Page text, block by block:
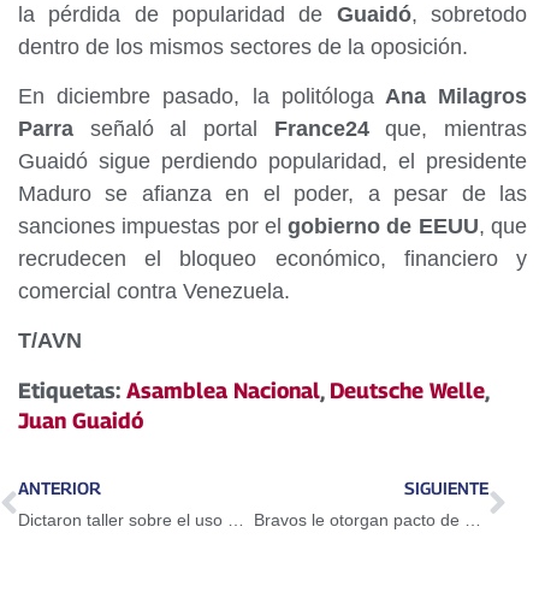
la pérdida de popularidad de Guaidó, sobretodo
dentro de los mismos sectores de la oposición.
En diciembre pasado, la politólogaAna Milagros
Parra señaló al portal France24que, mientras
Guaidó sigue perdiendo popularidad, el presidente
Maduro se afianza en el poder, a pesar de las
sanciones impuestas por elgobierno de EEUU, que
recrudecen el bloqueo económico, financiero y
comercial contra Venezuela.
T/AVN
Etiquetas: Asamblea Nacional, Deutsche Welle,
Juan Guaidó
ANTERIOR SIGUIENTE